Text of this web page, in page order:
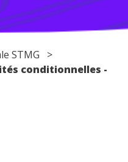
STMG >
conditionnelles -